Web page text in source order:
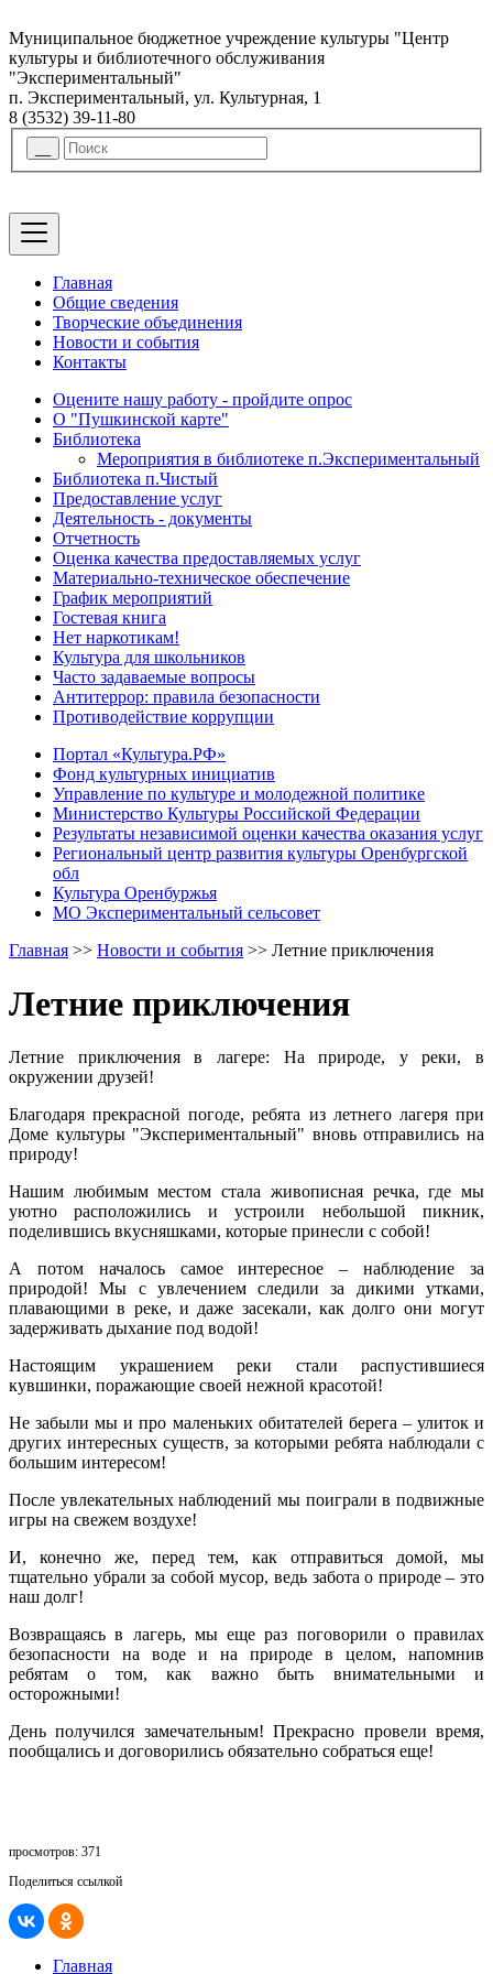
Муниципальное бюджетное учреждение культуры "Центр
культуры и библиотечного обслуживания
"Экспериментальный"
п. Экспериментальный, ул. Культурная, 1
8 (3532) 39-11-80
Главная
Общие сведения
Творческие объединения
Новости и события
Контакты
Оцените нашу работу - пройдите опрос
О "Пушкинской карте"
Библиотека
Мероприятия в библиотеке п.Экспериментальный
Библиотека п.Чистый
Предоставление услуг
Деятельность - документы
Отчетность
Оценка качества предоставляемых услуг
Материально-техническое обеспечение
График мероприятий
Гостевая книга
Нет наркотикам!
Культура для школьников
Часто задаваемые вопросы
Антитеррор: правила безопасности
Противодействие коррупции
Портал «Культура.РФ»
Фонд культурных инициатив
Управление по культуре и молодежной политике
Министерство Культуры Российской Федерации
Результаты независимой оценки качества оказания услуг
Региональный центр развития культуры Оренбургской
обл
Культура Оренбуржья
МО Экспериментальный сельсовет
Главная >> Новости и события >> Летние приключения
Летние приключения
Летние приключения в лагере: На природе, у реки, в
окружении друзей!
Благодаря прекрасной погоде, ребята из летнего лагеря при
Доме культуры "Экспериментальный" вновь отправились на
природу!
Нашим любимым местом стала живописная речка, где мы
уютно расположились и устроили небольшой пикник,
поделившись вкусняшками, которые принесли с собой!
А потом началось самое интересное – наблюдение за
природой! Мы с увлечением следили за дикими утками,
плавающими в реке, и даже засекали, как долго они могут
задерживать дыхание под водой!
Настоящим украшением реки стали распустившиеся
кувшинки, поражающие своей нежной красотой!
Не забыли мы и про маленьких обитателей берега – улиток и
других интересных существ, за которыми ребята наблюдали с
большим интересом!
После увлекательных наблюдений мы поиграли в подвижные
игры на свежем воздухе!
И, конечно же, перед тем, как отправиться домой, мы
тщательно убрали за собой мусор, ведь забота о природе – это
наш долг!
Возвращаясь в лагерь, мы еще раз поговорили о правилах
безопасности на воде и на природе в целом, напомнив
ребятам о том, как важно быть внимательными и
осторожными!
День получился замечательным! Прекрасно провели время,
пообщались и договорились обязательно собраться еще!
просмотров: 371
Поделиться ссылкой
Главная